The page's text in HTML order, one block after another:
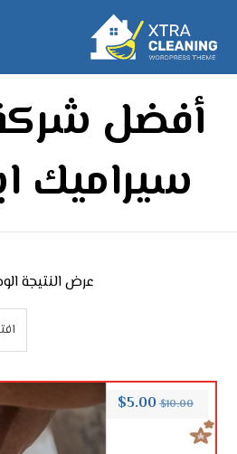
أفضل
سيراميك
عرض النتيجة
$10.00
$5.00